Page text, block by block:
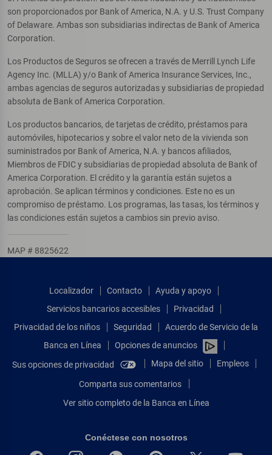
son proporcionados por Bank of America, N.A. y U.S. Trust Company
of Delaware. Ambas son subsidiarias indirectas de Bank of America
Corporation.
Los Productos de Seguros se ofrecen a través de Merrill Lynch Life
Agency Inc. (MLLA) y/o Bank of America Insurance Services, Inc.,
ambas agencias de seguros autorizadas y subsidiarias de propiedad
absoluta de Bank of America Corporation.
Los productos bancarios, de tarjetas de crédito, préstamos para
automóviles, hipotecarios y sobre el valor neto de la vivienda son
suministrados por Bank of America, N.A. y bancos afiliados,
Miembros de FDIC y subsidiarias de propiedad absoluta de Bank of
America Corporation. El crédito y la garantía están sujetos a
aprobación. Se aplican términos y condiciones. Este no es un
compromiso de préstamo. Los programas, las tasas, los términos y
las condiciones están sujetos a cambios sin previo aviso.
MAP # 8825622
Localizador Contacto
Ayuda y apoyo
Servicios bancarios accesibles
Privacidad
Privacidad de los niños
Seguridad
Acuerdo de Servicio de la
Banca en Línea
Opciones de anuncios
Sus opciones de privacidad
Mapa del sitio Empleos
Comparta sus comentarios
Ver sitio completo de la Banca en Línea
Conéctese con nosotros